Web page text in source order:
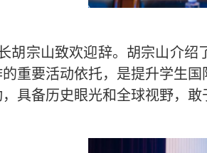
胡宗山致欢迎辞。胡宗山介绍
重要活动依托，是提升学生
具备历史眼光和全球视野，